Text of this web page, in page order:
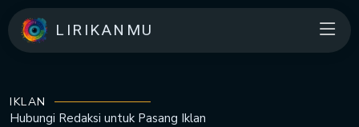
LIRIKANMU
IKLAN
Hubungi Redaksi untuk Pasang Iklan